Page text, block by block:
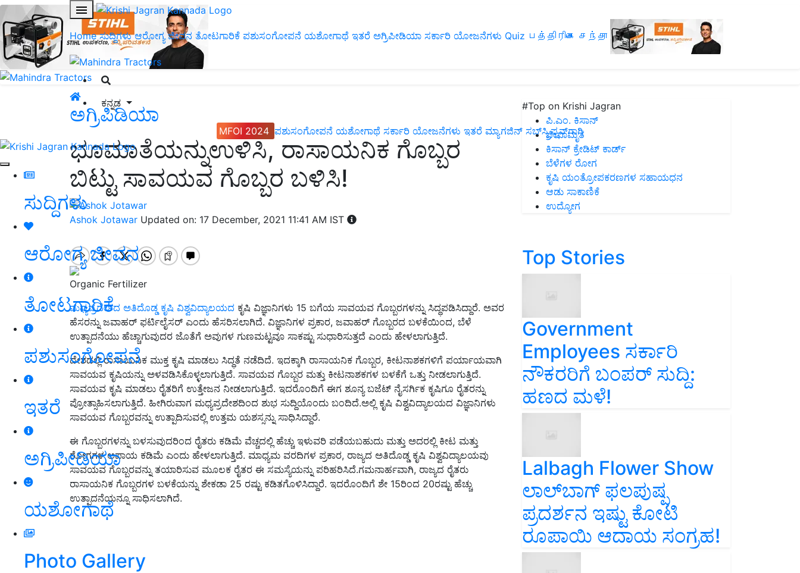
Home ಸುದ್ದಿಗಳು ಆರೋಗ್ಯ ಜೀವನ ತೋಟಗಾರಿಕೆ ಪಶುಸಂಗೋಪನೆ ಯಶೋಗಾಥೆ ಇತರೆ ಅಗ್ರಿಪೀಡಿಯಾ ಸರ್ಕಾರಿ ಯೋಜನೆಗಳು Quiz பத்திரிகை சந்தா
ಕನ್ನಡ
MFOI 2024 ಪಶುಸಂಗೋಪನೆ ಯಶೋಗಾಥೆ ಸರ್ಕಾರಿ ಯೋಜನೆಗಳು ಇತರೆ ಮ್ಯಾಗಜಿನ್‌ ಸಬ್‌ಸ್ಕ್ರಿಪ್ಷನ್‌ಗಾಗಿ
ಸುದ್ದಿಗಳು
ಆರೋಗ್ಯ ಜೀವನ
ತೋಟಗಾರಿಕೆ
ಪಶುಸಂಗೋಪನೆ
ಇತರೆ
ಅಗ್ರಿಪೀಡಿಯಾ
ಯಶೋಗಾಥೆ
Photo Gallery
ಅಗ್ರಿಪಿಡಿಯಾ
ಭೂಮಾತೆಯನ್ನುಉಳಿಸಿ, ರಾಸಾಯನಿಕ ಗೊಬ್ಬರ
ಬಿಟ್ಟು ಸಾವಯವ ಗೊಬ್ಬರ ಬಳಿಸಿ!
Ashok Jotawar Updated on: 17 December, 2021 11:41 AM IST
Organic Fertilizer
ಮಧ್ಯಪ್ರದೇಶದ ಅತಿದೊಡ್ಡ ಕೃಷಿ ವಿಶ್ವವಿದ್ಯಾಲಯದ ಕೃಷಿ ವಿಜ್ಞಾನಿಗಳು 15 ಬಗೆಯ ಸಾವಯವ ಗೊಬ್ಬರಗಳನ್ನು ಸಿದ್ಧಪಡಿಸಿದ್ದಾರೆ. ಅವರ
ಹೆಸರನ್ನು ಜವಾಹರ್ ಫರ್ಟಿಲೈಸರ್ ಎಂದು ಹೆಸರಿಸಲಾಗಿದೆ. ವಿಜ್ಞಾನಿಗಳ ಪ್ರಕಾರ, ಜವಾಹರ್ ಗೊಬ್ಬರದ ಬಳಕೆಯಿಂದ, ಬೆಳೆ
ಉತ್ಪಾದನೆಯು ಹೆಚ್ಚಾಗುವುದರ ಜೊತೆಗೆ ಅವುಗಳ ಗುಣಮಟ್ಟವೂ ಸಾಕಷ್ಟು ಸುಧಾರಿಸುತ್ತದೆ ಎಂದು ಹೇಳಲಾಗುತ್ತಿದೆ.
ದೇಶದಲ್ಲಿ ರಾಸಾಯನಿಕ ಮುಕ್ತ ಕೃಷಿ ಮಾಡಲು ಸಿದ್ಧತೆ ನಡೆದಿದೆ. ಇದಕ್ಕಾಗಿ ರಾಸಾಯನಿಕ ಗೊಬ್ಬರ, ಕೀಟನಾಶಕಗಳಿಗೆ ಪರ್ಯಾಯವಾಗಿ
ಸಾವಯವ ಕೃಷಿಯನ್ನು ಅಳವಡಿಸಿಕೊಳ್ಳಲಾಗುತ್ತಿದೆ. ಸಾವಯವ ಗೊಬ್ಬರ ಮತ್ತು ಕೀಟನಾಶಕಗಳ ಬಳಕೆಗೆ ಒತ್ತು ನೀಡಲಾಗುತ್ತಿದೆ.
ಸಾವಯವ ಕೃಷಿ ಮಾಡಲು ರೈತರಿಗೆ ಉತ್ತೇಜನ ನೀಡಲಾಗುತ್ತಿದೆ. ಇದರೊಂದಿಗೆ ಈಗ ಶೂನ್ಯ ಬಜೆಟ್ ನೈಸರ್ಗಿಕ ಕೃಷಿಗೂ ರೈತರನ್ನು
ಪ್ರೋತ್ಸಾಹಿಸಲಾಗುತ್ತಿದೆ. ಹೀಗಿರುವಾಗ ಮಧ್ಯಪ್ರದೇಶದಿಂದ ಶುಭ ಸುದ್ದಿಯೊಂದು ಬಂದಿದೆ.ಅಲ್ಲಿ ಕೃಷಿ ವಿಶ್ವವಿದ್ಯಾಲಯದ ವಿಜ್ಞಾನಿಗಳು
ಸಾವಯವ ಗೊಬ್ಬರವನ್ನು ಉತ್ಪಾದಿಸುವಲ್ಲಿ ಉತ್ತಮ ಯಶಸ್ಸನ್ನು ಸಾಧಿಸಿದ್ದಾರೆ.
ಈ ಗೊಬ್ಬರಗಳನ್ನು ಬಳಸುವುದರಿಂದ ರೈತರು ಕಡಿಮೆ ವೆಚ್ಚದಲ್ಲಿ ಹೆಚ್ಚು ಇಳುವರಿ ಪಡೆಯಬಹುದು ಮತ್ತು ಅದರಲ್ಲಿ ಕೀಟ ಮತ್ತು
ರೋಗಗಳ ಅಪಾಯ ಕಡಿಮೆ ಎಂದು ಹೇಳಲಾಗುತ್ತಿದೆ. ಮಾಧ್ಯಮ ವರದಿಗಳ ಪ್ರಕಾರ, ರಾಜ್ಯದ ಅತಿದೊಡ್ಡ ಕೃಷಿ ವಿಶ್ವವಿದ್ಯಾಲಯವು
ಸಾವಯವ ಗೊಬ್ಬರವನ್ನು ತಯಾರಿಸುವ ಮೂಲಕ ರೈತರ ಈ ಸಮಸ್ಯೆಯನ್ನು ಪರಿಹರಿಸಿದೆ.ಗಮನಾರ್ಹವಾಗಿ, ರಾಜ್ಯದ ರೈತರು
ರಾಸಾಯನಿಕ ಗೊಬ್ಬರಗಳ ಬಳಕೆಯನ್ನು ಶೇಕಡಾ 25 ರಷ್ಟು ಕಡಿತಗೊಳಿಸಿದ್ದಾರೆ. ಇದರೊಂದಿಗೆ ಶೇ 15ರಿಂದ 20ರಷ್ಟು ಹೆಚ್ಚು
ಉತ್ಪಾದನೆಯನ್ನೂ ಸಾಧಿಸಲಾಗಿದೆ.
#Top on Krishi Jagran
ಪಿ.ಎಂ. ಕಿಸಾನ್
ಜೀವಾಮೃತ
ಕಿಸಾನ್ ಕ್ರೇಡಿಟ್ ಕಾರ್ಡ್
ಬೆಳೆಗಳ ರೋಗ
ಕೃಷಿ ಯಂತ್ರೋಪಕರಣಗಳ ಸಹಾಯಧನ
ಆಡು ಸಾಕಾಣಿಕೆ
ಉದ್ಯೋಗ
Top Stories
Government
Employees ಸರ್ಕಾರಿ
ನೌಕರರಿಗೆ ಬಂಪರ್‌ ಸುದ್ದಿ:
ಹಣದ ಮಳೆ!
Lalbagh Flower Show
ಲಾಲ್‌ಬಾಗ್ ಫಲಪುಷ್ಪ
ಪ್ರದರ್ಶನ ಇಷ್ಟು ಕೋಟಿ
ರೂಪಾಯಿ ಆದಾಯ ಸಂಗ್ರಹ!